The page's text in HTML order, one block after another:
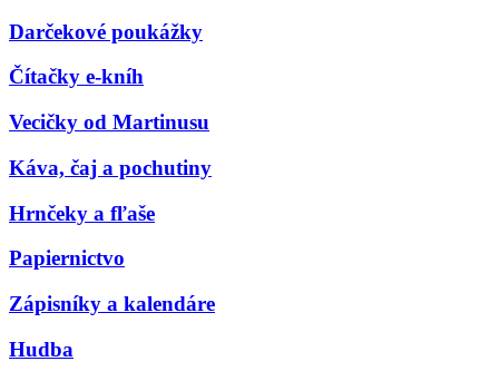
Darčekové poukážky
Čítačky e-kníh
Vecičky od Martinusu
Káva, čaj a pochutiny
Hrnčeky a fľaše
Papiernictvo
Zápisníky a kalendáre
Hudba